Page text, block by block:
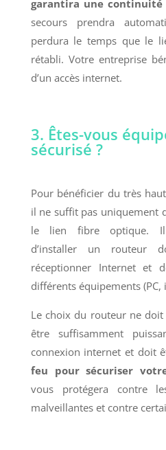
garantira une continuité
secours prendra
perdura le temps que le
rétabli. Votre entreprise
d’un accès internet.
3. Êtes-vous
sécurisé ?
Pour bénéficier du très
il ne suffit pas uniquement
le lien fibre optique. Il
d’installer un
réceptionner Internet et
différents équipements
Le choix du routeur ne
être suffisamment
connexion internet et doit
feu pour sécuriser
vous protégera contre
malveillantes et contre